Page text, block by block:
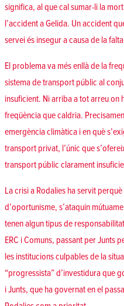
significa, al que cal sumar-li la
l’accident a Gelida. Un accident
servei és insegur a causa de la
El problema va més enllà de la
sistema de transport públic al
insuficient. Ni arriba a tot arreu on
freqüència que caldria.
emergència climàtica i en què
transport privat, l’únic que
transport públic clarament
La crisi a Rodalies ha servit
d’oportunisme, s’ataquin
tenen algun tipus de
ERC i Comuns, passant per Junts
les institucions culpables de la
“progressista” d’investidura que
i Junts, que ha governat en el